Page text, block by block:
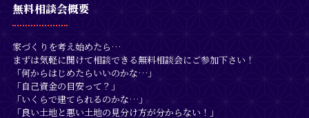
無料相談会概要
家づくりを考え始めたら…
まずは気軽に聞けて相談できる無料相談会にご参加下さい！
「何からはじめたらいいのかな…」
「自己資金の目安って？」
「いくらで建てられるのかな…」
「良い土地と悪い土地の見分け方が分からない！」